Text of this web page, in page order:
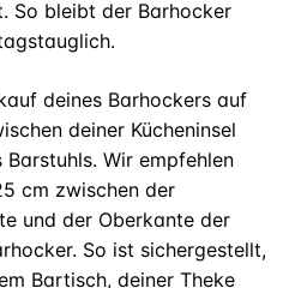
So bleibt der Barhocker
deines Barhockers auf
deiner Kücheninsel
Wir empfehlen
cm zwischen der
und der Oberkante der
So ist sichergestellt,
Bartisch, deiner Theke